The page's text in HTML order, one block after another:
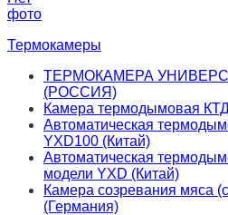
Термокамеры
ТЕРМОКАМЕРА
(РОССИЯ)
Камера термодымовая
Автоматическая
YXD100 (Китай)
Автоматическая
модели YXD (Китай)
Камера созревания мяса
(Германия)